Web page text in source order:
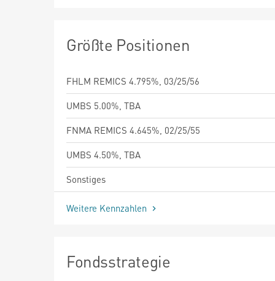
Größte Positionen
FHLM REMICS 4.795%, 03/25/56
UMBS 5.00%, TBA
FNMA REMICS 4.645%, 02/25/55
UMBS 4.50%, TBA
Sonstiges
Weitere Kennzahlen
Fondsstrategie